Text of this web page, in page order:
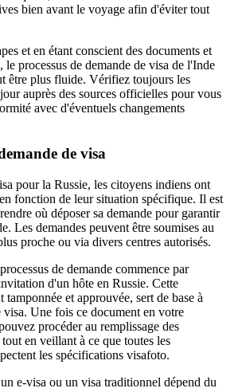
bien avant le voyage afin d'éviter tout
et en étant conscient des documents et
le processus de demande de visa de l'Inde
être plus fluide. Vérifiez toujours les
auprès des sources officielles pour vous
avec d'éventuels changements
de visa
pour la Russie, les citoyens indiens ont
fonction de leur situation spécifique. Il est
où déposer sa demande pour garantir
Les demandes peuvent être soumises au
proche ou via divers centres autorisés.
de demande commence par
d'un hôte en Russie. Cette
et approuvée, sert de base à
visa. Une fois ce document en votre
procéder au remplissage des
en veillant à ce que toutes les
les spécifications visafoto.
e-visa ou un visa traditionnel dépend du